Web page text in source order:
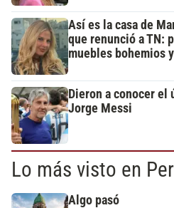
Así es la casa de
que renunció a TN:
muebles bohemios
Dieron a conocer
Jorge Messi
Lo más visto en
Algo pasó